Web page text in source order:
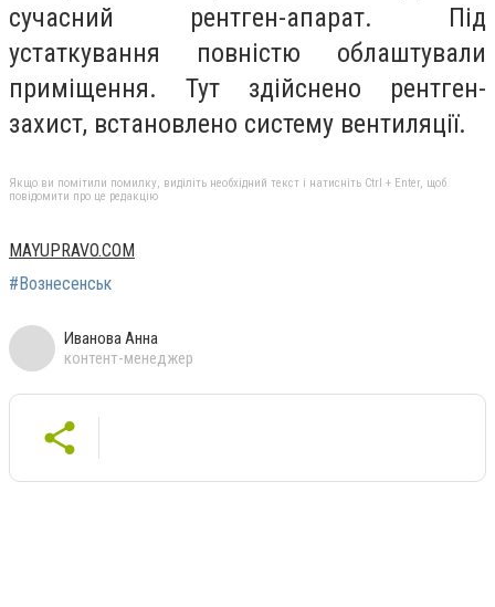
сучасний рентген-апарат. Під
устаткування повністю облаштували
приміщення. Тут здійснено рентген-
захист, встановлено систему вентиляції.
Якщо ви помітили помилку, виділіть необхідний текст і натисніть Ctrl + Enter, щоб
повідомити про це редакцію
MAYUPRAVO.COM
#Вознесенськ
Иванова Анна
контент-менеджер